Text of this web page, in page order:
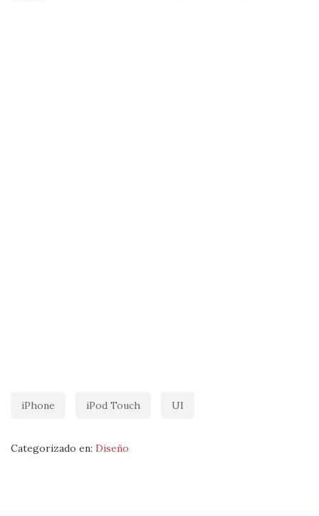
iPhone iPod Touch UI
Categorizado en: Diseño